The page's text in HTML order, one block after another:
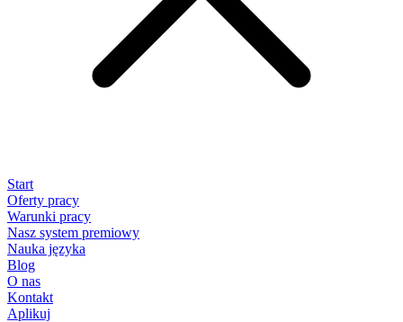
Start
Oferty pracy
Warunki pracy
Nasz system premiowy
Nauka języka
Blog
O nas
Kontakt
Aplikuj